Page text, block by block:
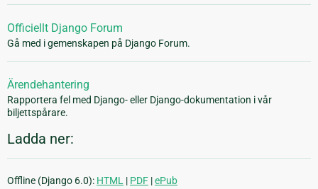
Officiellt Django Forum
Gå med i gemenskapen på Django Forum.
Ärendehantering
Rapportera fel med Django- eller Django-dokumentation i vår
biljettspårare.
Ladda ner:
Offline (Django 6.0): HTML | PDF |ePub